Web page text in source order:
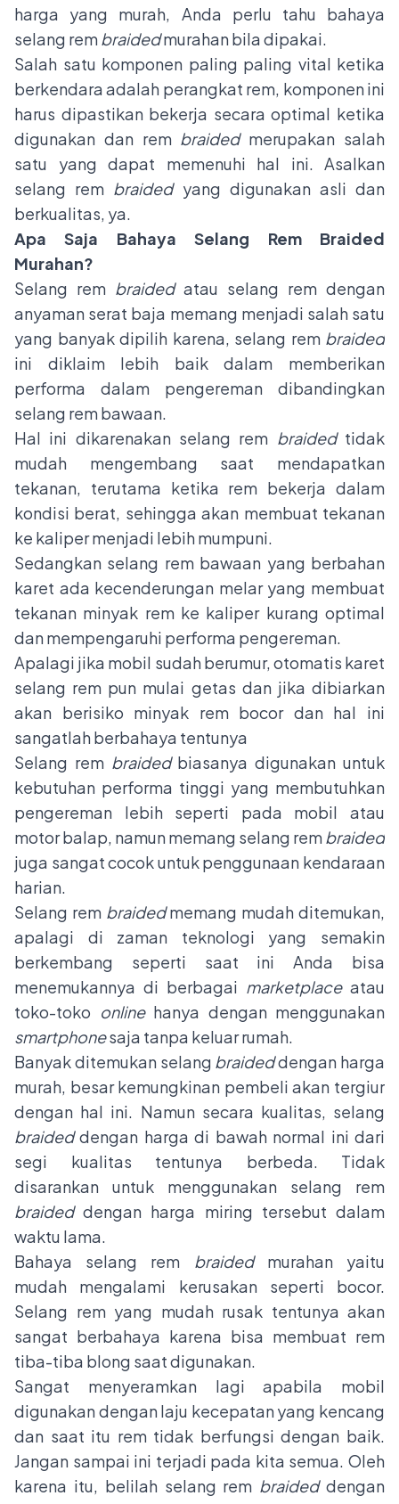
harga yang murah, Anda perlu tahu bahaya
selang rembraidedmurahan bila dipakai.
Salah satu komponen paling paling vital ketika
berkendara adalah perangkat rem, komponen ini
harus dipastikan bekerja secara optimal ketika
digunakan dan rem braided merupakan salah
satu yang dapat memenuhi hal ini. Asalkan
selang rem braided yang digunakan asli dan
berkualitas, ya.
Apa Saja Bahaya Selang Rem Braided
Murahan?
Selang rem braided atau selang rem dengan
anyaman serat baja memang menjadi salah satu
yang banyak dipilih karena, selang rem braided
ini diklaim lebih baik dalam memberikan
performa dalam pengereman dibandingkan
selang rem bawaan.
Hal ini dikarenakan selang rem braided tidak
mudah mengembang saat mendapatkan
tekanan, terutama ketika rem bekerja dalam
kondisi berat, sehingga akan membuat tekanan
ke kaliper menjadi lebih mumpuni.
Sedangkan selang rem bawaan yang berbahan
karet ada kecenderungan melar yang membuat
tekanan minyak rem ke kaliper kurang optimal
dan mempengaruhi performa pengereman.
Apalagi jika mobil sudah berumur, otomatis karet
selang rem pun mulai getas dan jika dibiarkan
akan berisiko minyak rem bocor dan hal ini
sangatlah berbahaya tentunya
Selang rem braided biasanya digunakan untuk
kebutuhan performa tinggi yang membutuhkan
pengereman lebih seperti pada mobil atau
motor balap, namun memang selang rembraided
juga sangat cocok untuk penggunaan kendaraan
harian.
Selang rem braidedmemang mudah ditemukan,
apalagi di zaman teknologi yang semakin
berkembang seperti saat ini Anda bisa
menemukannya di berbagai marketplace atau
toko-toko online hanya dengan menggunakan
smartphonesaja tanpa keluar rumah.
Banyak ditemukan selang braideddengan harga
murah, besar kemungkinan pembeli akan tergiur
dengan hal ini. Namun secara kualitas, selang
braideddengan harga di bawah normal ini dari
segi kualitas tentunya berbeda. Tidak
disarankan untuk menggunakan selang rem
braideddengan harga miring tersebut dalam
waktu lama.
Bahaya selang rem braided murahan yaitu
mudah mengalami kerusakan seperti bocor.
Selang rem yang mudah rusak tentunya akan
sangat berbahaya karena bisa membuat rem
tiba-tiba blong saat digunakan.
Sangat menyeramkan lagi apabila mobil
digunakan dengan laju kecepatan yang kencang
dan saat itu rem tidak berfungsi dengan baik.
Jangan sampai ini terjadi pada kita semua. Oleh
karena itu, belilah selang rem braideddengan